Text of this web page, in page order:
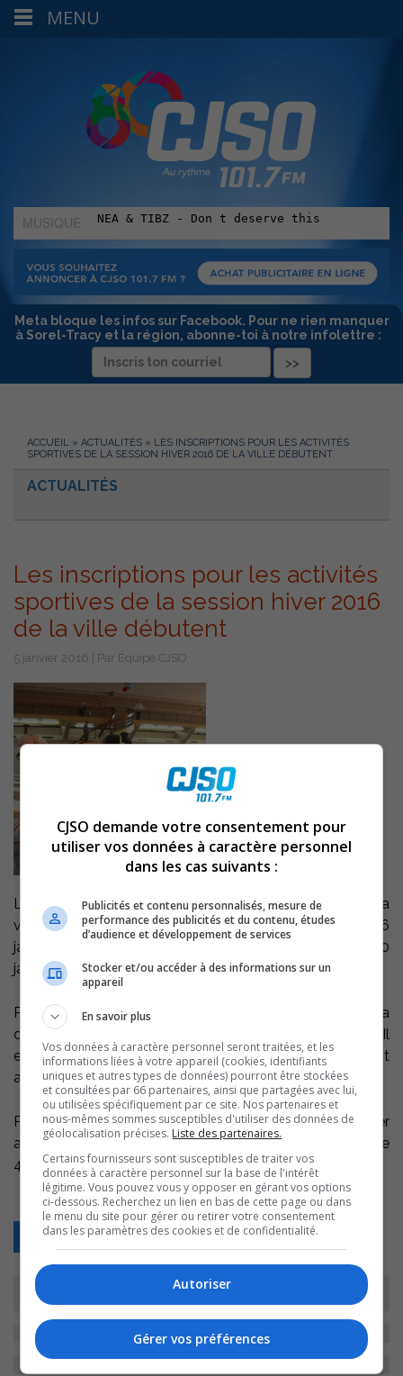
MUSIQUE
:
Meta bloque les infos sur Facebook. Pour ne rien manquer
à Sorel-Tracy et la région, abonne-toi à notre infolettre :
ACCUEIL » ACTUALITÉS » LES INSCRIPTIONS POUR LES ACTIVITÉS
SPORTIVES DE LA SESSION HIVER 2016 DE LA VILLE DÉBUTENT
ACTUALITÉS
Les inscriptions pour les activités
sportives de la session hiver 2016
de la ville débutent
5 janvier 2016 | Par Équipe CJSO
L’inscription pour les activités sportives offertes par la
ville de Sorel-Tracy débuteront demain, mercredi 6
janvier à 18h00, et se poursuivront jusqu’au dimanche 10
janvier à minuit.
Pour les cours de karaté, de danse et de natation, il sera
donc possible de s’inscrire via le
. Il
est à noter que seules les inscriptions en ligne seront
acceptées.
Pour plus d’information, vous pouvez communiquer
avec le Service des loisirs au 450 780-5600, poste
4400.
Retour
MENU
CJSO demande votre consentement pour
utiliser vos données à caractère personnel
dans les cas suivants :
Publicités et contenu personnalisés, mesure de
performance des publicités et du contenu, études
d’audience et développement de services
Stocker et/ou accéder à des informations sur un
appareil
En savoir plus
Vos données à caractère personnel seront traitées, et les
informations liées à votre appareil (cookies, identifiants
uniques et autres types de données) pourront être stockées
et consultées par 66 partenaires, ainsi que partagées avec lui,
ou utilisées spécifiquement par ce site. Nos partenaires et
nous-mêmes sommes susceptibles d'utiliser des données de
géolocalisation précises. Liste des partenaires.
Certains fournisseurs sont susceptibles de traiter vos
données à caractère personnel sur la base de l'intérêt
légitime. Vous pouvez vous y opposer en gérant vos options
ci-dessous. Recherchez un lien en bas de cette page ou dans
le menu du site pour gérer ou retirer votre consentement
dans les paramètres des cookies et de confidentialité.
Autoriser
Gérer vos préférences